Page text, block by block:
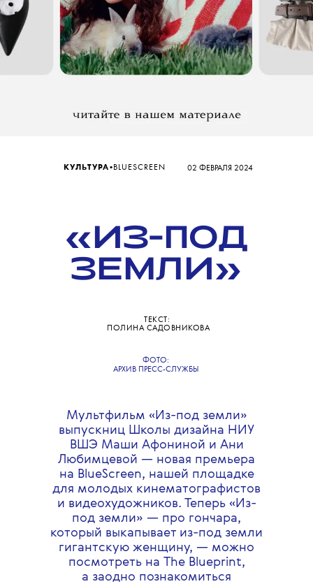
КУЛЬТУРА•BLUESCREEN 02 ФЕВРАЛЯ 2024
«ИЗ-ПОД
ЗЕМЛИ»
ТЕКСТ:
ПОЛИНА САДОВНИКОВА
ФОТО:
АРХИВ ПРЕСС-СЛУЖБЫ
Мультфильм «Из-под земли»
выпускниц Школы дизайна НИУ
ВШЭ Маши Афониной и Ани
Любимцевой — новая премьера
на BlueScreen, нашей площадке
для молодых кинематографистов
и видеохудожников. Теперь «Из-
под земли» — про гончара,
который выкапывает из-под земли
гигантскую женщину, — можно
посмотреть на The Blueprint,
а заодно познакомиться